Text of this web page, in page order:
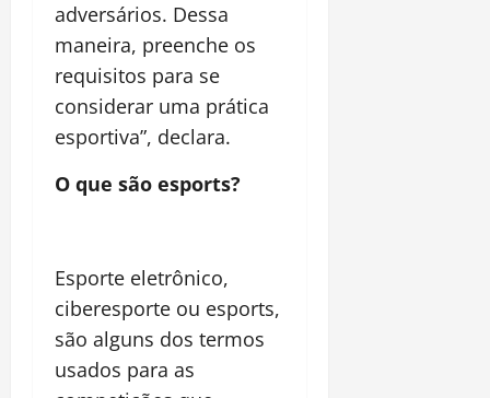
adversários. Dessa
maneira, preenche os
requisitos para se
considerar uma prática
esportiva”, declara.
O que são esports?
Esporte eletrônico,
ciberesporte ou esports,
são alguns dos termos
usados para as